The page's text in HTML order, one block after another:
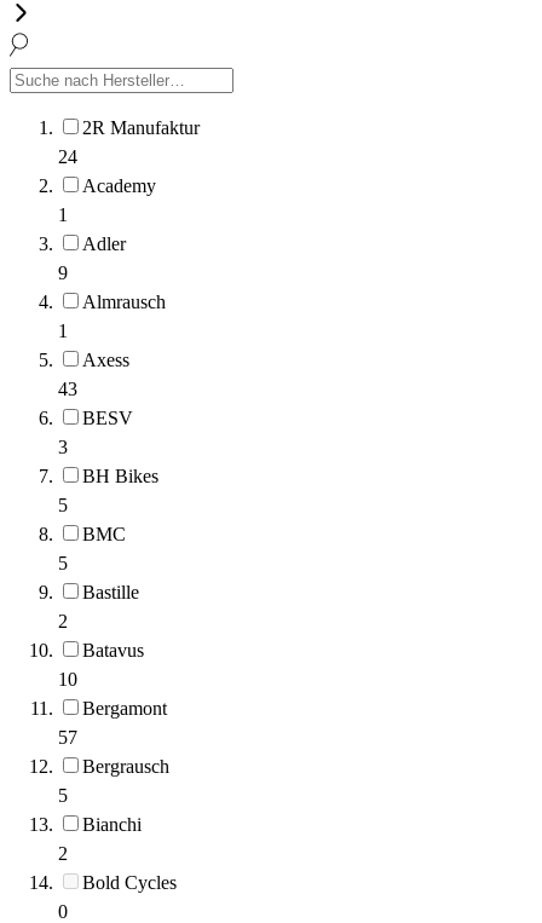
2R Manufaktur
24
Academy
1
Adler
9
Almrausch
1
Axess
43
BESV
3
BH Bikes
5
BMC
5
Bastille
2
Batavus
10
Bergamont
57
Bergrausch
5
Bianchi
2
Bold Cycles
0